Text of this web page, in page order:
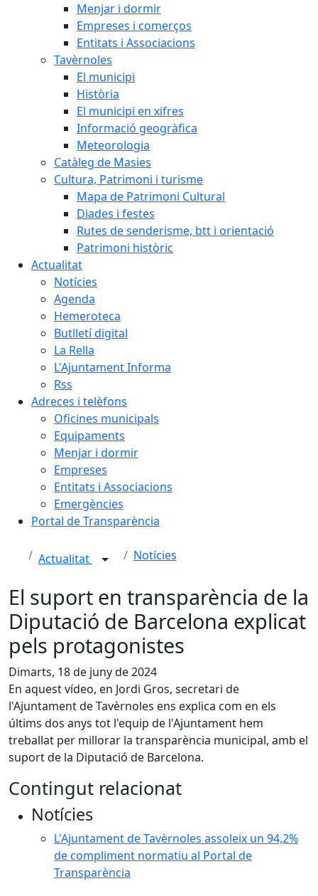
Menjar i dormir
Empreses i comerços
Entitats i Associacions
Tavèrnoles
El municipi
Història
El municipi en xifres
Informació geogràfica
Meteorologia
Catàleg de Masies
Cultura, Patrimoni i turisme
Mapa de Patrimoni Cultural
Diades i festes
Rutes de senderisme, btt i orientació
Patrimoni històric
Actualitat
Notícies
Agenda
Hemeroteca
Butlletí digital
La Rella
L'Ajuntament Informa
Rss
Adreces i telèfons
Oficines municipals
Equipaments
Menjar i dormir
Empreses
Entitats i Associacions
Emergències
Portal de Transparència
Actualitat Notícies
El suport en transparència de la
Diputació de Barcelona explicat
pels protagonistes
Dimarts, 18 de juny de 2024
En aquest vídeo, en Jordi Gros, secretari de
l'Ajuntament de Tavèrnoles ens explica com en els
últims dos anys tot l'equip de l'Ajuntament hem
treballat per millorar la transparència municipal, amb el
suport de la Diputació de Barcelona.
Contingut relacionat
Notícies
L'Ajuntament de Tavèrnoles assoleix un 94,2%
de compliment normatiu al Portal de
Transparència